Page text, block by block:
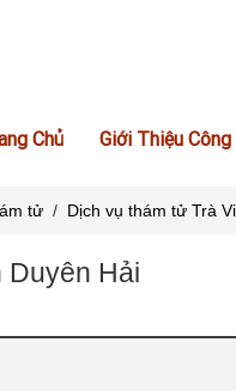
Chủ Giới Thiệu
tử / Dịch vụ thám tử Trà
Duyên Hải